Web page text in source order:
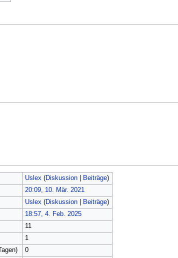
Uslex (Diskussion| Beiträge)
20:09, 10. Mär. 2021
Uslex (Diskussion| Beiträge)
18:57, 4. Feb. 2025
11
1
0